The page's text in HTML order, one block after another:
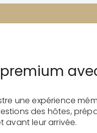
une expérience
des hôtes,
leur arrivée.